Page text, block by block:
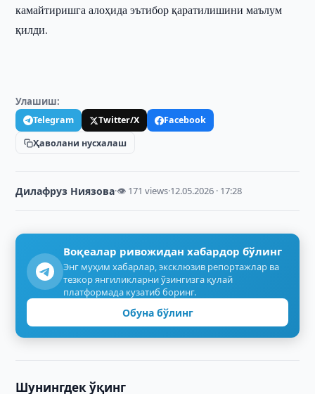
камайтиришга алоҳида эътибор қаратилишини маълум
қилди.
Улашиш:
Telegram Twitter/X
Facebook
Ҳаволани нусхалаш
Дилафруз Ниязова·👁 171 views·12.05.2026 · 17:28
Воқеалар ривожидан хабардор бўлинг
Энг муҳим хабарлар, эксклюзив репортажлар ва
тезкор янгиликларни ўзингизга қулай
платформада кузатиб боринг.
Обуна бўлинг
Шунингдек ўқинг